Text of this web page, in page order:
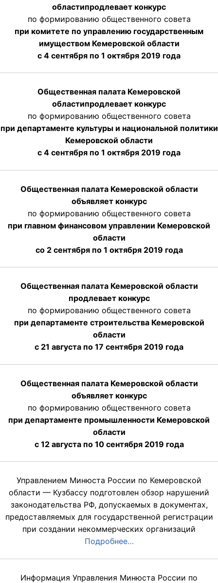
областипродлевает конкурс
по формированию общественного совета
при комитете по управлению государственным
имуществом Кемеровской области
с 4 сентября по 1 октября 2019 года
Общественная палата Кемеровской
областипродлевает конкурс
по формированию общественного совета
при департаменте культуры и национальной политики
Кемеровской области
с 4 сентября по 1 октября 2019 года
Общественная палата Кемеровской области
объявляет конкурс
по формированию общественного совета
при главном финансовом управлении Кемеровской
области
со 2 сентября по 1 октября 2019 года
Общественная палата Кемеровской области
продлевает конкурс
по формированию общественного совета
при департаменте строительства Кемеровской
области
с 21 августа по 17 сентября 2019 года
Общественная палата Кемеровской области
объявляет конкурс
по формированию общественного совета
при департаменте промышленности Кемеровской
области
с 12 августа по 10 сентября 2019 года
Управлением Минюста России по Кемеровской
области — Кузбассу подготовлен обзор нарушений
законодательства РФ, допускаемых в документах,
предоставляемых для государственной регистрации
при создании некоммерческих организаций
Подробнее…
Информация Управления Минюста России по